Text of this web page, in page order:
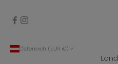
Österreich (EUR €)
Land